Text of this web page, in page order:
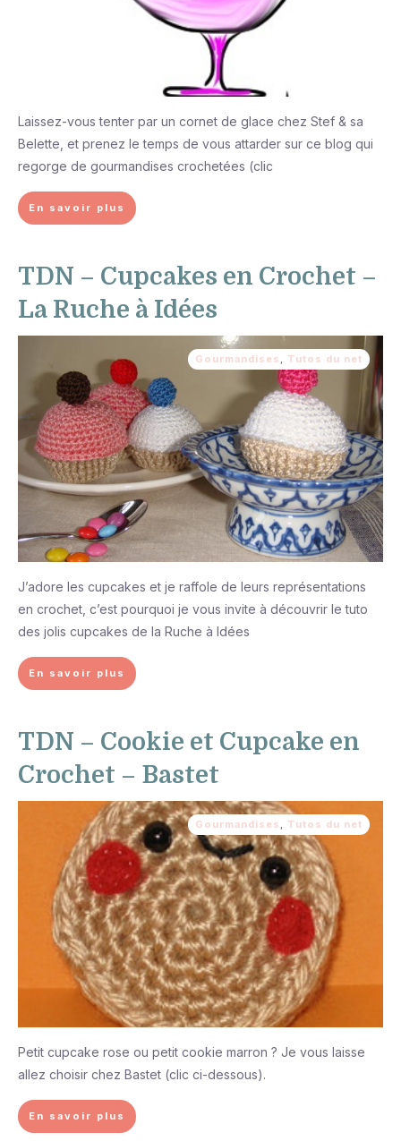
Laissez-vous tenter par un cornet de glace chez Stef & sa
Belette, et prenez le temps de vous attarder sur ce blog qui
regorge de gourmandises crochetées (clic
En savoir plus
TDN – Cupcakes en Crochet –
La Ruche à Idées
Gourmandises Tutos du net
J’adore les cupcakes et je raffole de leurs représentations
en crochet, c’est pourquoi je vous invite à découvrir le tuto
des jolis cupcakes de la Ruche à Idées
En savoir plus
TDN – Cookie et Cupcake en
Crochet – Bastet
Gourmandises Tutos du net
Petit cupcake rose ou petit cookie marron ? Je vous laisse
allez choisir chez Bastet (clic ci-dessous).
En savoir plus